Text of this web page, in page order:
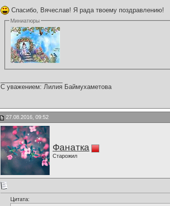
Спасибо, Вячеслав! Я рада твоему поздравлению!
Миниатюры
С уважением: Лилия Баймухаметова
27.08.2016, 09:52
Фанатка
Старожил
Цитата: